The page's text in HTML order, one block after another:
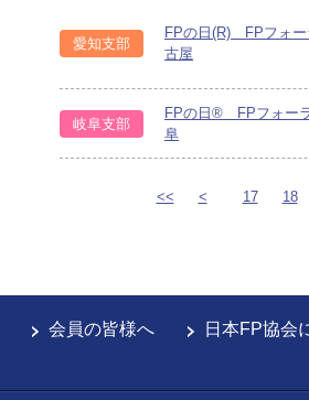
愛知支部
FPの日(R) FPフォー
古屋
岐阜支部
FPの日® FPフォー
阜
<< < 17 18
会員の皆様へ 日本FP協会